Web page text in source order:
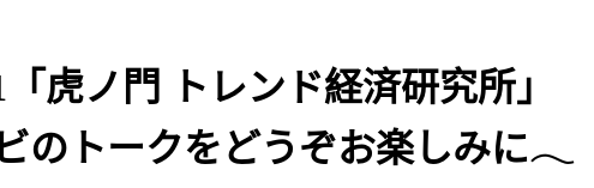
虎ノ門 トレンド経済研究所」
のトークをどうぞお楽しみに𓂃